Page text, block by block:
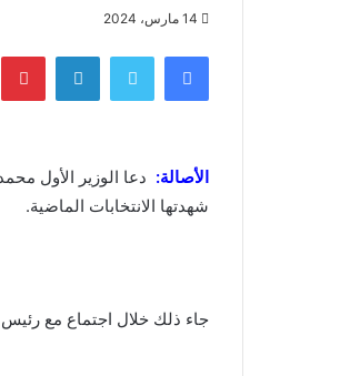
14 مارس، 2024
فيسبوك لينكدإن
الأصالة: دعا الوزير الأول
شهدتها الانتخابات الماضية.
جاء ذلك خلال اجتماع مع رئيس